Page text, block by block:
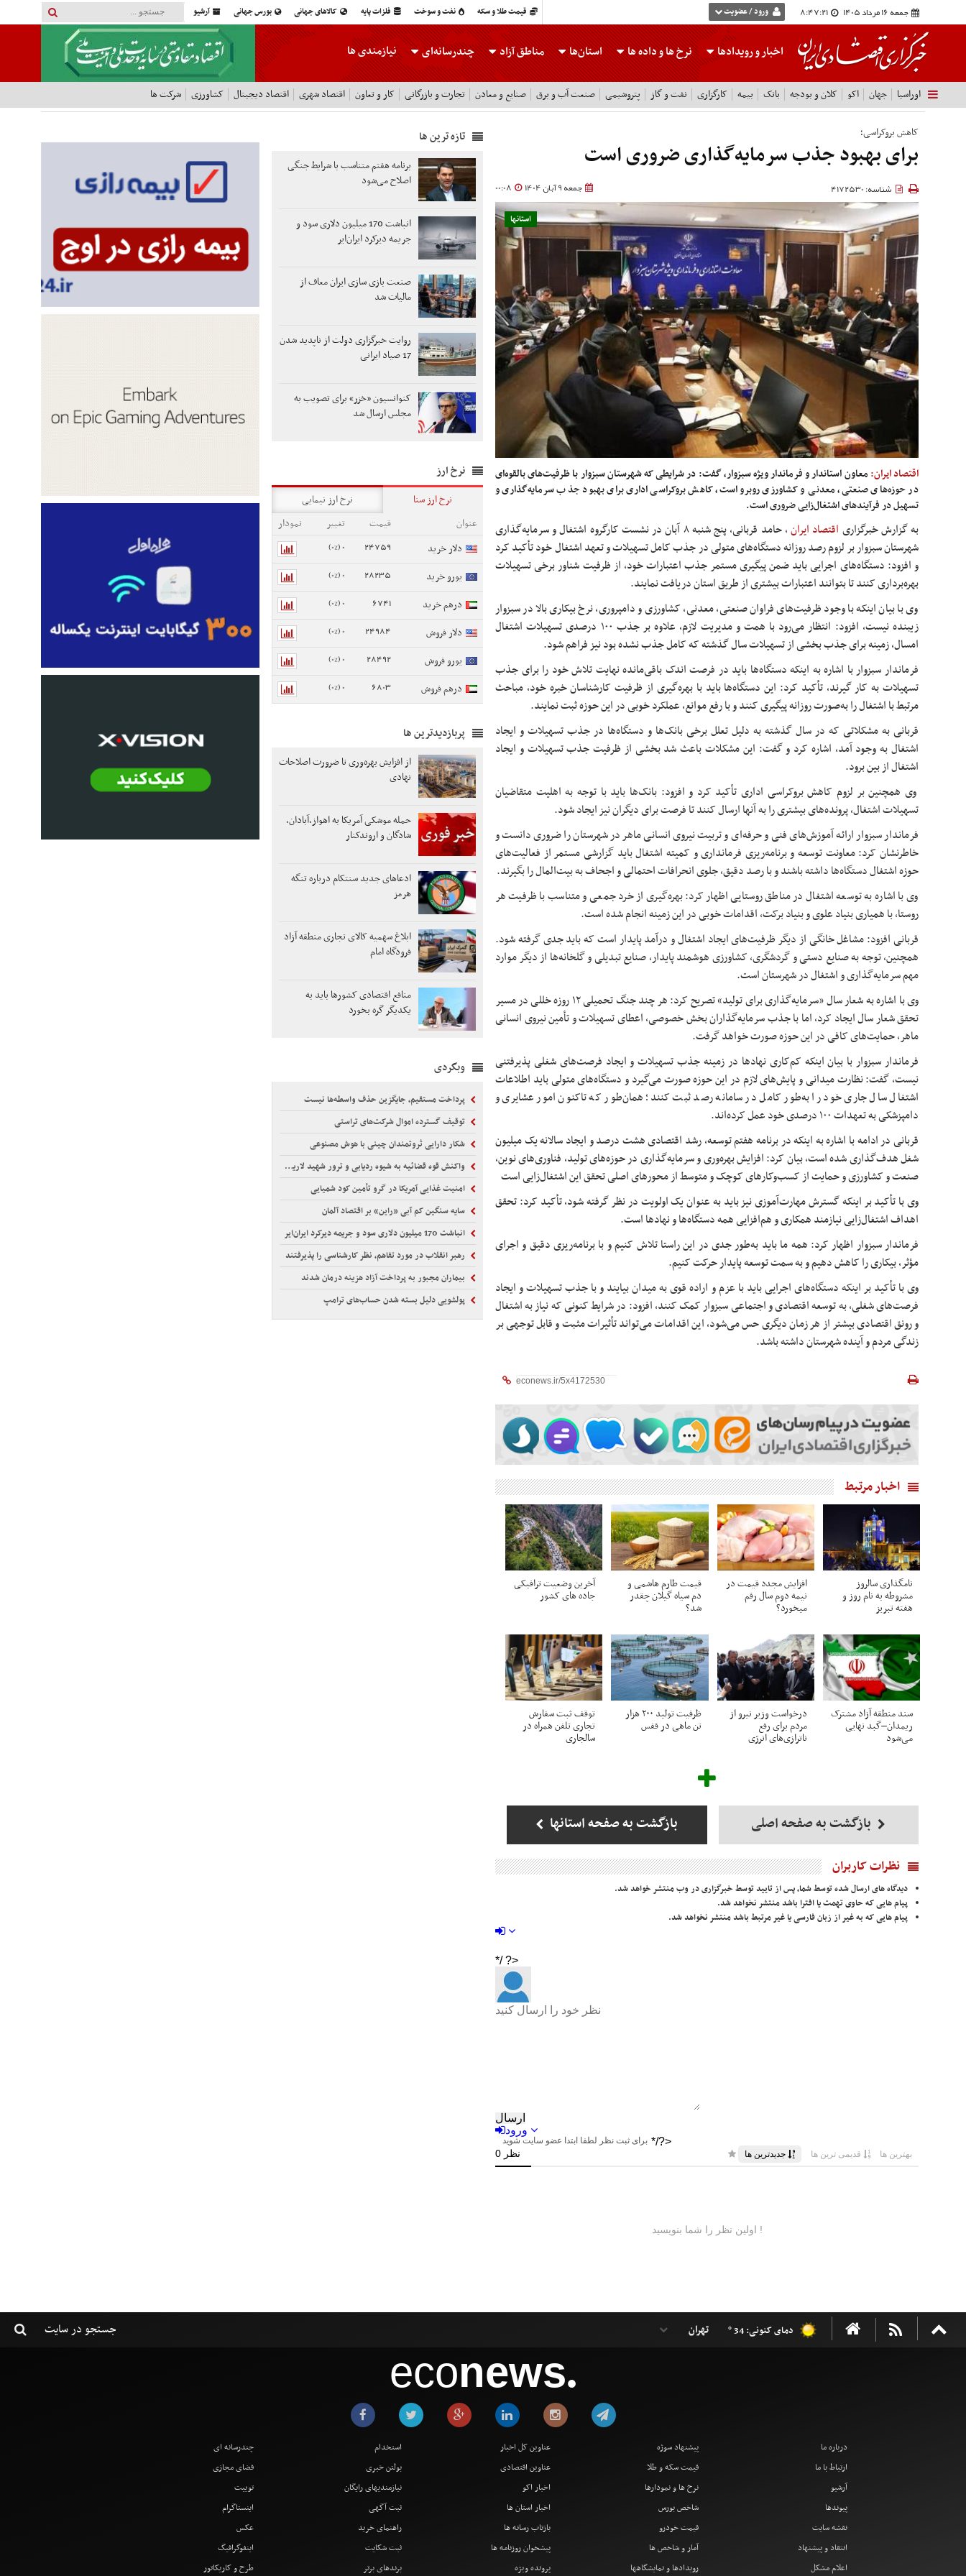
قیمت طلا و سکه نفت و سوخت فلزات پایه کالاهای جهانی بورس جهانی آرشیو جمعه 16 مرداد 1405 8:47:22 ورود / عضویت
اخبار و رویدادها نرخ هاو داده ها استان‌ها مناطق آزاد چندرسانه‌ای نیازمندی ها
اوراسیا جهان اکو کلان و بودجه بانک بیمه کارگزاری نفت و گاز پتروشیمی صنعت آب و برق صنایع و معادن تجارت و بازرگانی کار و تعاون اقتصاد شهری اقتصاد دیجیتال کشاورزی شرکت ها
کاهش بروکراسی؛
برای بهبود جذب سرمایه‌گذاری ضروری است
جمعه 9 آبان 1404 00:08 شناسه: 4172530
استانها
اقتصاد ایران: معاون استاندار و فرماندار ویژه سبزوار، گفت: در شرایطی که شهرستان سبزوار با ظرفیت‌های بالقوه‌ای
در حوزه‌های صنعتی، معدنی و کشاورزی روبرو است، کاهش بروکراسی اداری برای بهبود جذب سرمایه‌گذاری و
تسهیل در فرآیندهای اشتغال‌زایی ضروری است.
به گزارش خبرگزاری اقتصاد ایران،
حامد قربانی، پنج شنبه ۸ آبان در نشست کارگروه اشتغال و سرمایه‌گذاری
شهرستان سبزوار بر لزوم رصد روزانه دستگاه‌های متولی در جذب کامل تسهیلات و تعهد اشتغال خود تأکید کرد
و افزود: دستگاه‌های اجرایی باید ضمن پیگیری مستمر جذب اعتبارات خود، از ظرفیت شناور برخی تسهیلات
بهره‌برداری کنند تا بتوانند اعتبارات بیشتری از طریق استان دریافت نمایند.
وی با بیان اینکه با وجود ظرفیت‌های فراوان صنعتی، معدنی، کشاورزی و دامپروری، نرخ بیکاری بالا در سبزوار
زیبنده نیست، افزود: انتظار می‌رود با همت و مدیریت لازم، علاوه بر جذب ۱۰۰ درصدی تسهیلات اشتغال
امسال، زمینه برای جذب بخشی از تسهیلات سال گذشته که کامل جذب نشده بود نیز فراهم شود.
فرماندار سبزوار با اشاره به اینکه دستگاه‌ها باید در فرصت اندک باقی‌مانده نهایت تلاش خود را برای جذب
تسهیلات به کار گیرند، تأکید کرد: این دستگاه‌ها باید با بهره‌گیری از ظرفیت کارشناسان خبره خود، مباحث
مرتبط با اشتغال را به‌صورت روزانه پیگیری کنند و با رفع موانع، عملکرد خوبی در این حوزه ثبت نمایند.
قربانی به مشکلاتی که در سال گذشته به دلیل تعلل برخی بانک‌ها و دستگاه‌ها در جذب تسهیلات و ایجاد
اشتغال به وجود آمد، اشاره کرد و گفت: این مشکلات باعث شد بخشی از ظرفیت جذب تسهیلات و ایجاد
اشتغال از بین برود.
وی همچنین بر لزوم کاهش بروکراسی اداری تأکید کرد و افزود: بانک‌ها باید با توجه به اهلیت متقاضیان
تسهیلات اشتغال، پرونده‌های بیشتری را به آنها ارسال کنند تا فرصت برای دیگران نیز ایجاد شود.
فرماندار سبزوار ارائه آموزش‌های فنی و حرفه‌ای و تربیت نیروی انسانی ماهر در شهرستان را ضروری دانست و
خاطرنشان کرد: معاونت توسعه و برنامه‌ریزی فرمانداری و کمیته اشتغال باید گزارشی مستمر از فعالیت‌های
حوزه اشتغال دستگاه‌ها داشته باشند و با رصد دقیق، جلوی انحرافات احتمالی و اجحاف به بیت‌المال را بگیرند.
وی با اشاره به توسعه اشتغال در مناطق روستایی اظهار کرد: بهره‌گیری از خرد جمعی و متناسب با ظرفیت هر
روستا، با همیاری بنیاد علوی و بنیاد برکت، اقدامات خوبی در این زمینه انجام شده است.
قربانی افزود: مشاغل خانگی از دیگر ظرفیت‌های ایجاد اشتغال و درآمد پایدار است که باید جدی گرفته شود.
همچنین، توجه به صنایع دستی و گردشگری، کشاورزی هوشمند پایدار، صنایع تبدیلی و گلخانه‌ها از دیگر موارد
مهم سرمایه‌گذاری و اشتغال در شهرستان است.
وی با اشاره به شعار سال «سرمایه‌گذاری برای تولید» تصریح کرد: هر چند جنگ تحمیلی ۱۲ روزه خللی در مسیر
تحقق شعار سال ایجاد کرد، اما با جذب سرمایه‌گذاران بخش خصوصی، اعطای تسهیلات و تأمین نیروی انسانی
ماهر، حمایت‌های کافی در این حوزه صورت خواهد گرفت.
فرماندار سبزوار با بیان اینکه کم‌کاری نهادها در زمینه جذب تسهیلات و ایجاد فرصت‌های شغلی پذیرفتنی
نیست، گفت: نظارت میدانی و پایش‌های لازم در این حوزه صورت می‌گیرد و دستگاه‌های متولی باید اطلاعات
اشتغال سال جاری خود را به‌طور کامل در سامانه رصد ثبت کنند؛ همان‌طور که تاکنون امور عشایری و
دامپزشکی به تعهدات ۱۰۰ درصدی خود عمل کرده‌اند.
قربانی در ادامه با اشاره به اینکه در برنامه هفتم توسعه، رشد اقتصادی هشت درصد و ایجاد سالانه یک میلیون
شغل هدف‌گذاری شده است، بیان کرد: افزایش بهره‌وری و سرمایه‌گذاری در حوزه‌های تولید، فناوری‌های نوین،
صنعت و کشاورزی و حمایت از کسب‌وکارهای کوچک و متوسط از محورهای اصلی تحقق این اشتغال‌زایی است
وی با تأکید بر اینکه گسترش مهارت‌آموزی نیز باید به ‌عنوان یک اولویت در نظر گرفته شود، تأکید کرد: تحقق
اهداف اشتغال‌زایی نیازمند همکاری و هم‌افزایی همه دستگاه‌ها و نهادها است.
فرماندار سبزوار اظهار کرد: همه ما باید به‌طور جدی در این راستا تلاش کنیم و با برنامه‌ریزی دقیق و اجرای
مؤثر، بیکاری را کاهش دهیم و به سمت توسعه پایدار حرکت کنیم.
وی با تأکید بر اینکه دستگاه‌های اجرایی باید با عزم و اراده قوی به میدان بیایند و با جذب تسهیلات و ایجاد
فرصت‌های شغلی، به توسعه اقتصادی و اجتماعی سبزوار کمک کنند، افزود: در شرایط کنونی که نیاز به اشتغال
و رونق اقتصادی بیشتر از هر زمان دیگری حس می‌شود، این اقدامات می‌تواند تأثیرات مثبت و قابل توجهی بر
زندگی مردم و آینده شهرستان داشته باشد.
اخبار مرتبط
نامگذاری سالروز
مشروطه به نام روز و
هفته تبریز
افزایش مجدد قیمت در
نیمه دوم سال رقم
میخورد؟
قیمت طارم هاشمی و
دم سیاه گیلان چقدر
شد؟
آخرین وضعیت ترافیکی
جاده های کشور
سند منطقه آزاد مشترک
ریمدان–گبد نهایی
می‌شود
درخواست وزیر نیرو از
مردم برای رفع
ناترازی‌های انرژی
ظرفیت تولید ۲۰۰ هزار
تن ماهی در قفس
توقف ثبت سفارش
تجاری تلفن همراه در
سالجاری
بازگشت به صفحه اصلی بازگشت به صفحه استانها
نظرات کاربران
دیدگاه های ارسال شده توسط شما، پس از تایید توسط خبرگزاری در وب منتشر خواهد شد.
پیام هایی که حاوی تهمت یا افترا باشد منتشر نخواهد شد.
پیام هایی که به غیر از زبان فارسی یا غیر مرتبط باشد منتشر نخواهد شد.
تازه ترین ها
برنامه هفتم متناسب با شرایط جنگی
اصلاح می‌شود
انباشت 170 میلیون دلاری سود و
جریمه دیرکرد ایران‌ایر
صنعت بازی سازی ایران معاف از
مالیات شد
روایت خبرگزاری دولت از ناپدید شدن
17 صیاد ایرانی
کنوانسیون «خزر» برای تصویب به
مجلس ارسال شد
نرخ ارز
نرخ ارز سنا
نرخ ارز نیمایی
عنوان
قیمت تغییر
نمودار
دلار خرید
24759
0 (0%)
یورو خرید 28235
0 (0%)
درهم خرید 6741
0 (0%)
دلار فروش 24984
0 (0%)
یورو فروش 28492
0 (0%)
درهم فروش 6803
0 (0%)
پربازدیدترین ها
از افزایش بهره‌وری تا ضرورت اصلاحات
نهادی
حمله موشکی آمریکا به اهواز،آبادان،
شادگان و اروندکنار
ادعاهای جدید سنتکام درباره تنگه
هرمز
ابلاغ سهمیه کالای تجاری منطقه آزاد
فرودگاه امام
منافع اقتصادی کشورها باید به
یکدیگر گره بخورد
وبگردی
پرداخت مستقیم، جایگزین حذف واسطه‌ها نیست
توقیف گسترده اموال شرکت‌های تراستی
شکار دارایی ثروتمندان چینی با هوش مصنوعی
واکنش قوه قضائیه به شیوه ردیابی و ترور شهید لاریجانی
امنیت غذایی آمریکا در گرو تأمین کود شمیایی
سایه سنگین کم آبی «راین» بر اقتصاد آلمان
انباشت 170 میلیون دلاری سود و جریمه دیرکرد ایران‌ایر
رهبر انقلاب در مورد تفاهم، نظر کارشناسی را پذیرفتند
بیماران مجبور به پرداخت آزاد هزینه درمان شدند
پولشویی دلیل بسته شدن حساب‌های ترامپ
دمای کنونی: 34 °
econews●
درباره ما
ارتباط با ما
آرشیو
پیوندها
نقشه سایت
انتقاد و پیشنهاد
اعلام مشکل
پیشنهاد سوژه
قیمت سکه و طلا
نرخ ها و نمودارها
شاخص بورس
قیمت خودرو
آمار و شاخص ها
رویدادها و نمایشگاهها
عناوین کل اخبار
عناوین اقتصادی
اخبار اکو
اخبار استان ها
بازتاب رسانه ها
پیشخوان روزنامه ها
پرونده ویژه
استخدام
بولتن خبری
نیازمندیهای رایگان
ثبت آگهی
راهنمای خرید
ثبت شکایت
برندهای برتر
چندرسانه ای
فضای مجازی
توییت
اینستاگرام
عکس
اینفوگرافیگ
طرح و کاریکاتور